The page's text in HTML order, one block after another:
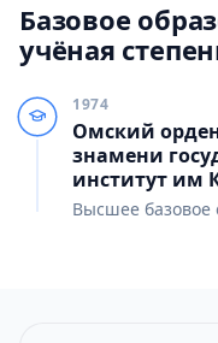
Базовое
учёная
1974
Омский
знамени
институт им
Высшее базовое